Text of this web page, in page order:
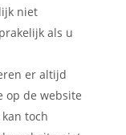
niet
als u
er altijd
op de website
toch